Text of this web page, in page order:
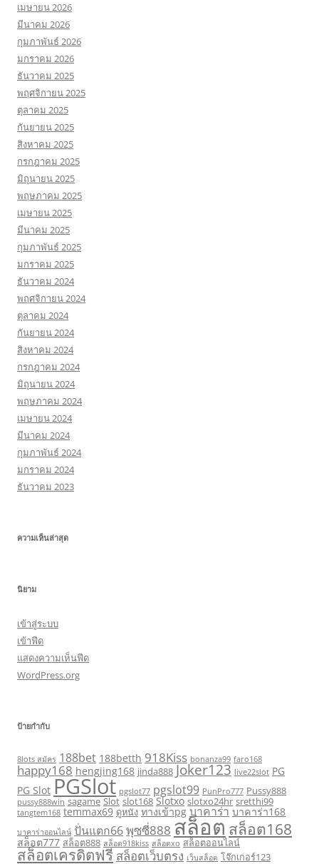
เมษายน 2026
มีนาคม 2026
กุมภาพันธ์ 2026
มกราคม 2026
ธันวาคม 2025
พฤศจิกายน 2025
ตุลาคม 2025
กันยายน 2025
สิงหาคม 2025
กรกฎาคม 2025
มิถุนายน 2025
พฤษภาคม 2025
เมษายน 2025
มีนาคม 2025
กุมภาพันธ์ 2025
มกราคม 2025
ธันวาคม 2024
พฤศจิกายน 2024
ตุลาคม 2024
กันยายน 2024
สิงหาคม 2024
กรกฎาคม 2024
มิถุนายน 2024
พฤษภาคม 2024
เมษายน 2024
มีนาคม 2024
กุมภาพันธ์ 2024
มกราคม 2024
ธันวาคม 2023
ความเห็นล่าสุด
นิยาม
เข้าสู่ระบบ
เข้าฟีด
แสดงความเห็นฟีด
WordPress.org
ป้ายกำกับ
8lots สมัคร 188bet 188betth 918Kiss bonanza99 faro168
happy168 hengjing168 jinda888 Joker123 live22slot PG
PG Slot PGSlot pgslot77 pgslot99 PunPro777 Pussy888
pussy888win sagame Slot slot168 Slotxo slotxo24hr sretthi99
tangtem168 temmax69 ดูหนัง ทางเข้าpg บาคาร่า บาคาร่า168
บาคาร่าออนไลน์ ปั่นแตก66พุซซี่888 สล็อต สล็อต168
สล็อต777 สล็อต888 สล็อต918kiss สล็อตxo สล็อตออนไลน์
สล็อตเครดิตฟรี สล็อตเว็บตรง เว็บสล็อต โจ๊กเกอร์123